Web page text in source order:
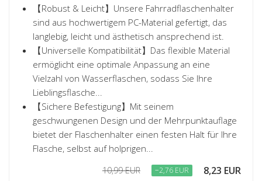
【Robust & Leicht】Unsere Fahrradflaschenhalter
sind aus hochwertigem PC-Material gefertigt, das
langlebig, leicht und ästhetisch ansprechend ist.
【Universelle Kompatibilität】Das flexible Material
ermöglicht eine optimale Anpassung an eine
Vielzahl von Wasserflaschen, sodass Sie Ihre
Lieblingsflasche...
【Sichere Befestigung】Mit seinem
geschwungenen Design und der Mehrpunktauflage
bietet der Flaschenhalter einen festen Halt für Ihre
Flasche, selbst auf holprigen...
10,99 EUR −2,76 EUR 8,23 EUR